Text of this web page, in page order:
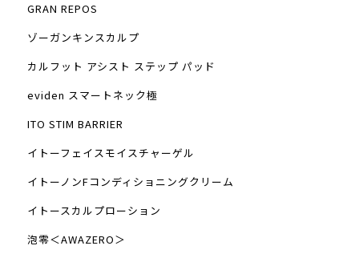
GRAN REPOS
ゾーガンキンスカルプ
カルフット アシスト ステップ パッド
eviden スマートネック極
ITO STIM BARRIER
イトーフェイスモイスチャーゲル
イトーノンFコンディショニングクリーム
イトースカルプローション
泡零＜AWAZERO＞